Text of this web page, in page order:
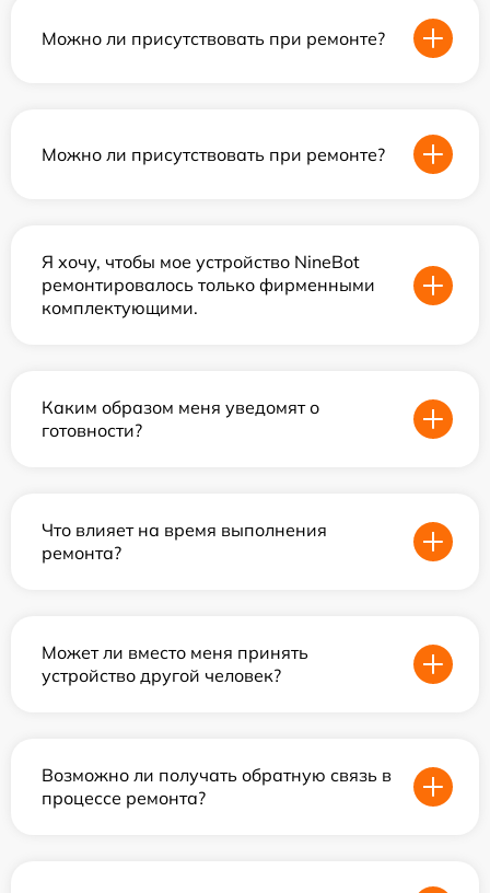
Можно ли присутствовать при ремонте?
Можно ли присутствовать при ремонте?
Я хочу, чтобы мое устройство NineBot
ремонтировалось только фирменными
комплектующими.
Каким образом меня уведомят о
готовности?
Что влияет на время выполнения
ремонта?
Может ли вместо меня принять
устройство другой человек?
Возможно ли получать обратную связь в
процессе ремонта?